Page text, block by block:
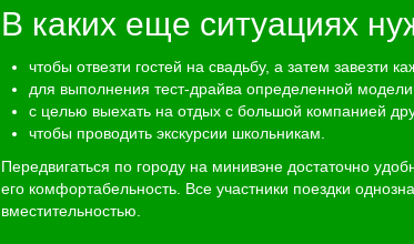
В каких еще ситуациях
чтобы отвезти гостей на свадьбу, а затем завезти
для выполнения тест-драйва определенной
с целью выехать на отдых с большой компанией
чтобы проводить экскурсии школьникам.
Передвигаться по городу на минивэне достаточно
его комфортабельность. Все участники поездки
вместительностью.